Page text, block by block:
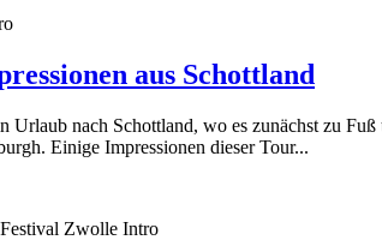
aus Schottland
Urlaub nach Schottland, wo es zunächst zu
Einige Impressionen dieser Tour...